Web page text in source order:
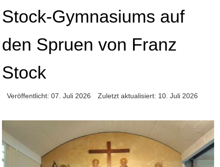
Stock-Gymnasiums auf
den Spruen von Franz
Stock
Veröffentlicht: 07. Juli 2026 Zuletzt aktualisiert: 10. Juli 2026